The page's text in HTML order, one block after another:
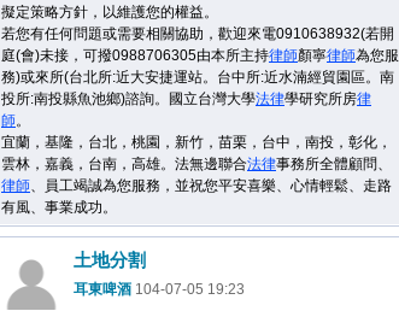
擬定策略方針，以維護您的權益。
若您有任何問題或需要相關協助，歡迎來電0910638932(若開
庭(會)未接，可撥0988706305由本所主持律師顏寧律師為您服
務)或來所(台北所:近大安捷運站。台中所:近水湳經貿園區。南
投所:南投縣魚池鄉)諮詢。國立台灣大學法律學研究所房律
師。
宜蘭，基隆，台北，桃園，新竹，苗栗，台中，南投，彰化，
雲林，嘉義，台南，高雄。法無邊聯合法律事務所全體顧問、
律師、員工竭誠為您服務，並祝您平安喜樂、心情輕鬆、走路
有風、事業成功。
土地分割
耳東啤酒 104-07-05 19:23